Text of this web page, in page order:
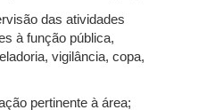
das atividades
à função pública,
vigilância, copa,
pertinente à área;